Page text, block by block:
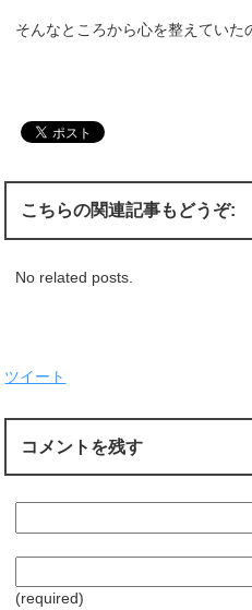
そんなところから心を整えていた
こちらの関連記事もどうぞ:
No related posts.
ツイート
コメントを残す
(required)